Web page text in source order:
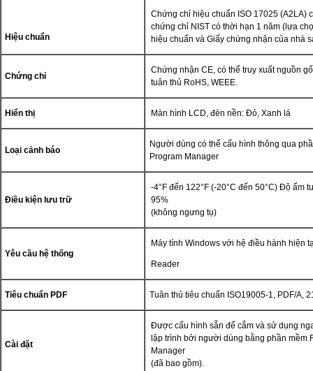
Hiệu chuẩn
Chứng chỉ hiệu chuẩn ISO 17025 (A2LA)
chứng chỉ NIST có thời hạn 1 năm (lựa
hiệu chuẩn và Giấy chứng nhận của nhà
Chứng chỉ
Chứng nhận CE, có thể truy xuất nguồn
tuân thủ RoHS, WEEE.
Hiển thị Màn hình LCD, đèn nền: Đỏ, Xanh lá
Loại cảnh báo
Người dùng có thể cấu hình thông qua
Program Manager
Điều kiện lưu trữ
-4°F đến 122°F (-20°C đến 50°C) Độ ẩm
95%
(không ngưng tụ)
Yêu cầu hệ thống
Máy tính Windows với hệ điều hành hiện
Reader
Tiêu chuẩn PDF Tuân thủ tiêu chuẩn ISO19005-1, PDF/A,
Cài đặt
Được cấu hình sẵn để cắm và sử dụng
lập trình bởi người dùng bằng phần mềm
Manager
(đã bao gồm).